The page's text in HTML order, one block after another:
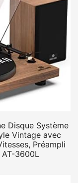
Disque Système
Vintage avec
Préampli
3600L